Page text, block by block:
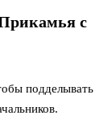
с
подделывать